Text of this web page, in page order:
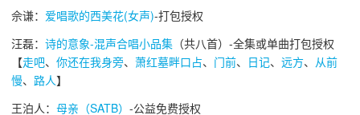
佘谦： 爱唱歌的西美花(女声)-打包授权
汪磊：诗的意象-混声合唱小品集 （共八首）-全集或单曲打包授权
【走吧、你还在我身旁、萧红墓畔口占、 门前、 日记、远方、 从前
慢、 路人】
王泊人：母亲（SATB）-公益免费授权